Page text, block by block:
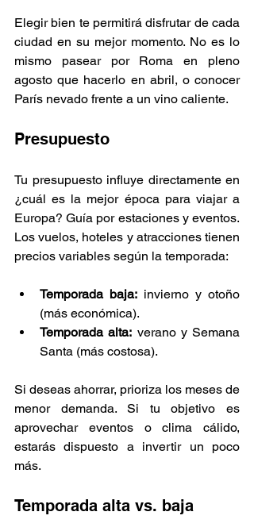
Elegir bien te permitirá disfrutar de cada
ciudad en su mejor momento. No es lo
mismo pasear por Roma en pleno
agosto que hacerlo en abril, o conocer
París nevado frente a un vino caliente.
Presupuesto
Tu presupuesto influye directamente en
¿cuál es la mejor época para viajar a
Europa? Guía por estaciones y eventos.
Los vuelos, hoteles y atracciones tienen
precios variables según la temporada:
Temporada baja: invierno y otoño
(más económica).
Temporada alta: verano y Semana
Santa (más costosa).
Si deseas ahorrar, prioriza los meses de
menor demanda. Si tu objetivo es
aprovechar eventos o clima cálido,
estarás dispuesto a invertir un poco
más.
Temporada alta vs. baja